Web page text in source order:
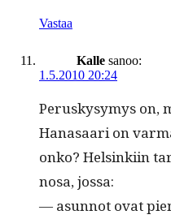
Vastaa
Kalle sanoo:
1.5.2010 20:24
Peruskysymys on,
Hanasaari on
onko? Helsinki­in
nosa, jossa:
— asun­not ovat